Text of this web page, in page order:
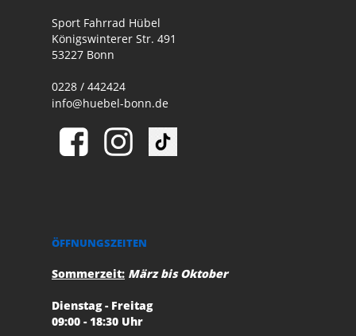
Sport Fahrrad Hübel
Königswinterer Str. 491
53227 Bonn
0228 / 442424
info@huebel-bonn.de
ÖFFNUNGSZEITEN
Sommerzeit: März bis Oktober
Dienstag - Freitag
09:00 - 18:30 Uhr